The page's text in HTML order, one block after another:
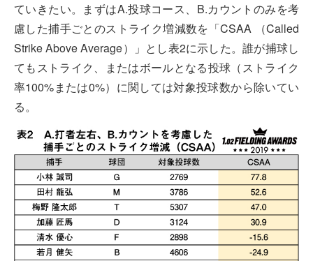
ていきたい。まずはA.投球コース、B.カウントのみを考
慮した捕手ごとのストライク増減数を「CSAA （Called
Strike Above Average）」とし表2に示した。誰が捕球し
てもストライク、またはボールとなる投球（ストライク
率100%または0%）に関しては対象投球数から除いてい
る。